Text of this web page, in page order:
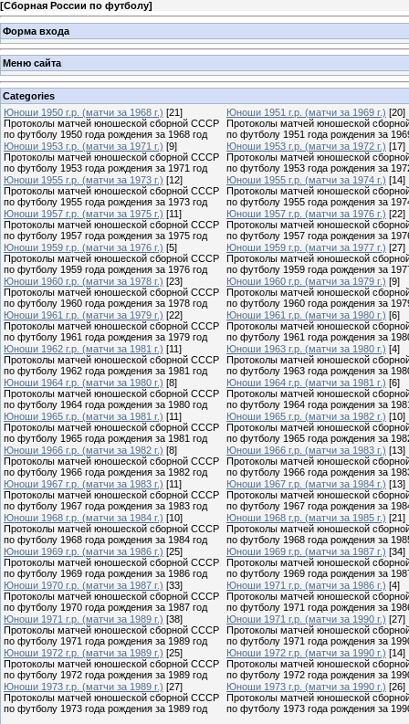
[Сборная России по футболу]
Форма входа
Меню сайта
Categories
Юноши 1950 г.р. (матчи за 1968 г.) [21]
Протоколы матчей юношеской сборной СССР
по футболу 1950 года рождения за 1968 год
Юноши 1951 г.р. (матчи за 1969 г.) [20]
Протоколы матчей юношеской
по футболу 1951 года рождения за
Юноши 1953 г.р. (матчи за 1971 г.) [9]
Протоколы матчей юношеской сборной СССР
по футболу 1953 года рождения за 1971 год
Юноши 1953 г.р. (матчи за 1972 г.) [17]
Протоколы матчей юношеской
по футболу 1953 года рождения за
Юноши 1955 г.р. (матчи за 1973 г.) [12]
Протоколы матчей юношеской сборной СССР
по футболу 1955 года рождения за 1973 год
Юноши 1955 г.р. (матчи за 1974 г.) [14]
Протоколы матчей юношеской
по футболу 1955 года рождения за
Юноши 1957 г.р. (матчи за 1975 г.) [11]
Протоколы матчей юношеской сборной СССР
по футболу 1957 года рождения за 1975 год
Юноши 1957 г.р. (матчи за 1976 г.) [22]
Протоколы матчей юношеской
по футболу 1957 года рождения за
Юноши 1959 г.р. (матчи за 1976 г.) [5]
Протоколы матчей юношеской сборной СССР
по футболу 1959 года рождения за 1976 год
Юноши 1959 г.р. (матчи за 1977 г.) [27]
Протоколы матчей юношеской
по футболу 1959 года рождения за
Юноши 1960 г.р. (матчи за 1978 г.) [23]
Протоколы матчей юношеской сборной СССР
по футболу 1960 года рождения за 1978 год
Юноши 1960 г.р. (матчи за 1979 г.) [9]
Протоколы матчей юношеской
по футболу 1960 года рождения за
Юноши 1961 г.р. (матчи за 1979 г.) [22]
Протоколы матчей юношеской сборной СССР
по футболу 1961 года рождения за 1979 год
Юноши 1961 г.р. (матчи за 1980 г.) [6]
Протоколы матчей юношеской
по футболу 1961 года рождения за
Юноши 1962 г.р. (матчи за 1981 г.) [11]
Протоколы матчей юношеской сборной СССР
по футболу 1962 года рождения за 1981 год
Юноши 1963 г.р. (матчи за 1980 г.) [4]
Протоколы матчей юношеской
по футболу 1963 года рождения за
Юноши 1964 г.р. (матчи за 1980 г.) [8]
Протоколы матчей юношеской сборной СССР
по футболу 1964 года рождения за 1980 год
Юноши 1964 г.р. (матчи за 1981 г.) [6]
Протоколы матчей юношеской
по футболу 1964 года рождения за
Юноши 1965 г.р. (матчи за 1981 г.) [11]
Протоколы матчей юношеской сборной СССР
по футболу 1965 года рождения за 1981 год
Юноши 1965 г.р. (матчи за 1982 г.) [10]
Протоколы матчей юношеской
по футболу 1965 года рождения за
Юноши 1966 г.р. (матчи за 1982 г.) [8]
Протоколы матчей юношеской сборной СССР
по футболу 1966 года рождения за 1982 год
Юноши 1966 г.р. (матчи за 1983 г.) [13]
Протоколы матчей юношеской
по футболу 1966 года рождения за
Юноши 1967 г.р. (матчи за 1983 г.) [11]
Протоколы матчей юношеской сборной СССР
по футболу 1967 года рождения за 1983 год
Юноши 1967 г.р. (матчи за 1984 г.) [13]
Протоколы матчей юношеской
по футболу 1967 года рождения за
Юноши 1968 г.р. (матчи за 1984 г.) [10]
Протоколы матчей юношеской сборной СССР
по футболу 1968 года рождения за 1984 год
Юноши 1968 г.р. (матчи за 1985 г.) [21]
Протоколы матчей юношеской
по футболу 1968 года рождения за
Юноши 1969 г.р. (матчи за 1986 г.) [25]
Протоколы матчей юношеской сборной СССР
по футболу 1969 года рождения за 1986 год
Юноши 1969 г.р. (матчи за 1987 г.) [34]
Протоколы матчей юношеской
по футболу 1969 года рождения за
Юноши 1970 г.р. (матчи за 1987 г.) [33]
Протоколы матчей юношеской сборной СССР
по футболу 1970 года рождения за 1987 год
Юноши 1971 г.р. (матчи за 1986 г.) [4]
Протоколы матчей юношеской
по футболу 1971 года рождения за
Юноши 1971 г.р. (матчи за 1989 г.) [38]
Протоколы матчей юношеской сборной СССР
по футболу 1971 года рождения за 1989 год
Юноши 1971 г.р. (матчи за 1990 г.) [27]
Протоколы матчей юношеской
по футболу 1971 года рождения за
Юноши 1972 г.р. (матчи за 1989 г.) [25]
Протоколы матчей юношеской сборной СССР
по футболу 1972 года рождения за 1989 год
Юноши 1972 г.р. (матчи за 1990 г.) [14]
Протоколы матчей юношеской
по футболу 1972 года рождения за
Юноши 1973 г.р. (матчи за 1989 г.) [27]
Протоколы матчей юношеской сборной СССР
по футболу 1973 года рождения за 1989 год
Юноши 1973 г.р. (матчи за 1990 г.) [26]
Протоколы матчей юношеской
по футболу 1973 года рождения за